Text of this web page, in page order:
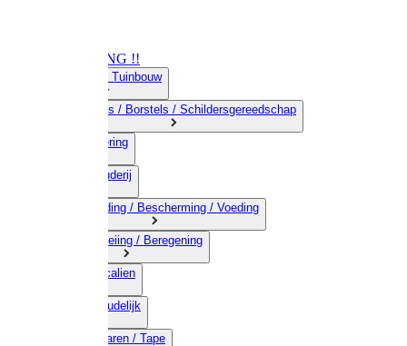
OPRUIMING !!
01) Land-& Tuinbouw
02) Bezems / Borstels / Schildersgereedschap
03) Afrastering
04) Veehouderij
05) Bestrijding / Bescherming / Voeding
06) Besproeiing / Beregening
07) Chemicalien
08) Huishoudelijk
09) Touwwaren / Tape